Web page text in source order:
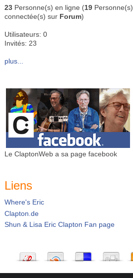
23 Personne(s) en ligne (19 Personne(s)
connectée(s) sur Forum)
Utilisateurs: 0
Invités: 23
plus...
Le ClaptonWeb a sa page facebook
Liens
Where's Eric
Clapton.de
Shun & Lisa Eric Clapton Fan page